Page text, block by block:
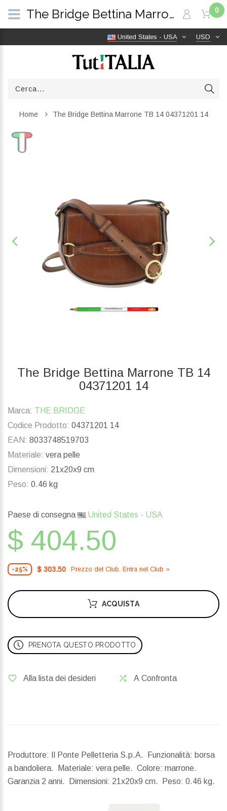
USD
United States - USA
0
Home The Bridge Bettina Marrone TB 14 04371201 14
The Bridge Bettina Marrone TB 14
04371201 14
Marca: THE BRIDGE
Codice Prodotto: 04371201 14
EAN: 8033748519703
Materiale: vera pelle
Dimensioni: 21x20x9 cm
Peso: 0.46 kg
Paese di consegna United States - USA
$ 404.50
-25% $ 303.50 Prezzo del Сlub. Entra nel Сlub »
ACQUISTA
PRENOTA QUESTO PRODOTTO
Alla lista dei desideri A Confronta
Produttore: Il Ponte Pelletteria S.p.A. Funzionalità: borsa
a bandoliera. Materiale: vera pelle. Colore: marrone.
Garanzia 2 anni.
Dimensioni: 21x20x9 cm. Peso: 0.46 kg.
The Bridge Bettina Marrone TB 14 04371201 14 | TutITALIA